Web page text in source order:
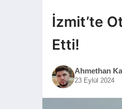
İzmit’te
Etti!
Ahmethan
23 Eylül 2024